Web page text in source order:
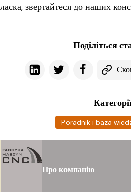
ласка, звертайтеся до наших
Поділіться
Poradnik i baza
Про компанію